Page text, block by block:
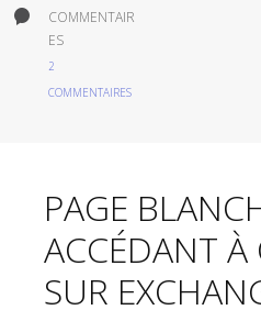
COMMENTAIR
ES
2
COMMENTAIRES
PAGE
ACCÉDANT
SUR